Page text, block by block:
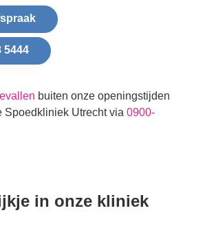
5444
buiten onze openingstijden
Spoedkliniek Utrecht via0900-
in onze kliniek